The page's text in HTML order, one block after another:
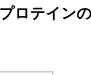
ロテインの